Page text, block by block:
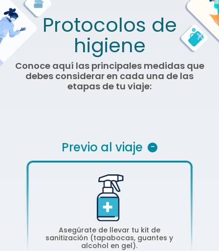
Protocolos de
higiene
Conoce aquí las principales medidas que
debes considerar en cada una de las
etapas de tu viaje:
Previo al viaje -
Asegúrate de llevar tu kit de
sanitización (tapabocas, guantes y
alcohol en gel).